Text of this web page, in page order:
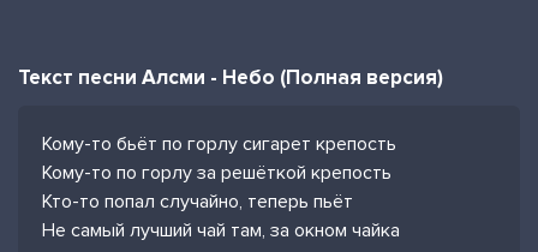
Текст песни Алсми - Небо (Полная версия)
Кому-то бьёт по горлу сигарет крепость
Кому-то по горлу за решёткой крепость
Кто-то попал случайно, теперь пьёт
Не самый лучший чай там, за окном чайка